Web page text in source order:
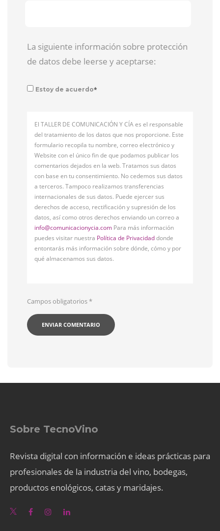
La siguiente información sobre protección
de datos debe leerse y aceptarse:
Estoy de acuerdo*
El TALLER DE COMUNICACIÓN Y CÍA es el responsable
del tratamiento de los datos que nos proporcione. Este
formulario recopila tu nombre, correo electrónico y
Website con el único fin de que podamos publicar los
comentarios dejados en la web. Tratamos sus datos
con base en tu consentimiento. No cedemos sus datos
a terceros. Tampoco realizamos transferencias
internacionales de sus datos. Puede ejercer sus
derechos de acceso, rectificación y supresión de los
datos, así como otros derechos enviando un correo a
info@comunicacionycia.com Para más información
puedes visitar nuestra Política de Privacidaddonde
entontarás más información sobre dónde, cómo y por
qué almacenamos sus datos.
Campos obligatorios*
Sobre TecnoVino
Revista digital con información e ideas prácticas para
profesionales de la industria del vino, bodegas,
productos enológicos, catas y maridajes.